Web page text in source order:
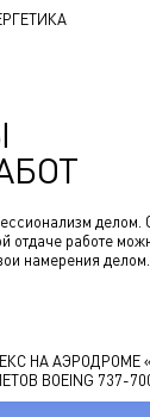
делом.
отдаче работе
намерения делом.
НА АЭРОДРОМЕ
BOEING 737-